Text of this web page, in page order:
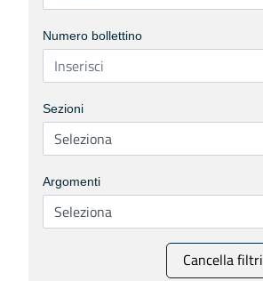
Numero bollettino
Sezioni
Argomenti
Cancella filtri